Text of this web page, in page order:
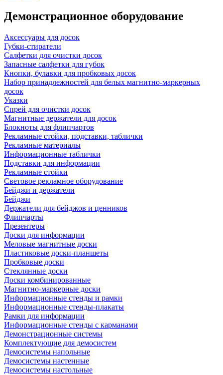
Демонстрационное оборудование
Аксессуары для досок
Губки-стиратели
Салфетки для очистки досок
Запасные салфетки для губок
Кнопки, булавки для пробковых досок
Набор принадлежностей для белых магнитно-маркерных
досок
Указки
Спрей для очистки досок
Магнитные держатели для досок
Блокноты для флипчартов
Рекламные стойки, подставки, таблички
Рекламные материалы
Информационные таблички
Подставки для информации
Рекламные стойки
Световое рекламное оборудование
Бейджи и держатели
Бейджи
Держатели для бейджов и ценников
Флипчарты
Презентеры
Доски для информации
Меловые магнитные доски
Пластиковые доски-планшеты
Пробковые доски
Стеклянные доски
Доски комбинированные
Магнитно-маркерные доски
Информационные стенды и рамки
Информационные стенды-плакаты
Рамки для информации
Информационные стенды с карманами
Демонстрационные системы
Комплектующие для демосистем
Демосистемы напольные
Демосистемы настенные
Демосистемы настольные